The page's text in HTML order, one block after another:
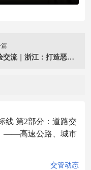
经验交流｜浙江：打造恶劣天气风险防控“数治”样本
线 第2部分：道路交
——高速公路、城市
交管动态